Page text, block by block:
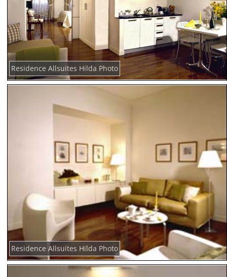
Residence Allsuites Hilda Photo
Residence Allsuites Hilda Photo